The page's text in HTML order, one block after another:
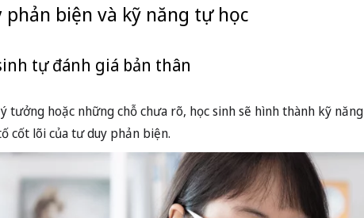
biện và kỹ năng tự học
tự đánh giá bản thân
tưởng hoặc những chỗ chưa rõ, học sinh sẽ hình thành kỹ
cốt lõi của tư duy phản biện.